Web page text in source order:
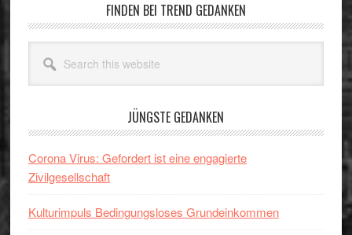
Sidebar
FINDEN BEI TREND GEDANKEN
this
website
JÜNGSTE GEDANKEN
Corona Virus: Gefordert ist eine engagierte
Zivilgesellschaft
Kulturimpuls Bedingungsloses Grundeinkommen